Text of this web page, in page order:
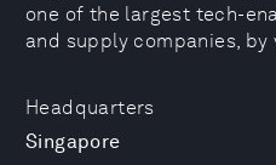
Headquarters
Singapore
one of the largest tech-
and supply companies, by